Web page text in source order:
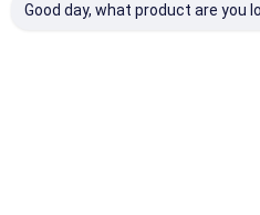
Good day, what product are you